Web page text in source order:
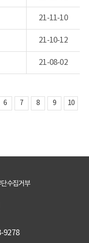
21-11-10
21-10-12
21-08-02
6 7 8 9 10
수집거부
9278